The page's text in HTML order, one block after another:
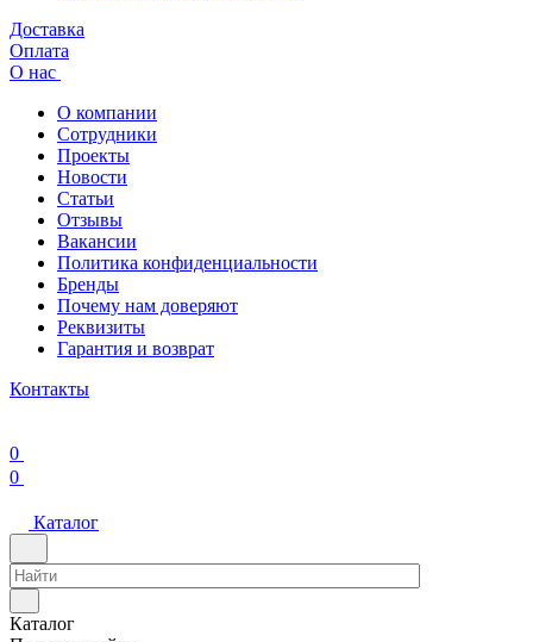
Доставка
Оплата
О нас
О компании
Сотрудники
Проекты
Новости
Статьи
Отзывы
Вакансии
Политика конфиденциальности
Бренды
Почему нам доверяют
Реквизиты
Гарантия и возврат
Контакты
0
0
Каталог
Каталог